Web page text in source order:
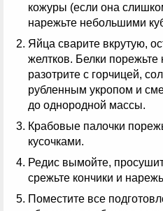
кожуры (если она
нарежьте небольшими
Яйца сварите вкрутую,
желтков. Белки порежьте
разотрите с горчицей,
рубленным укропом и
до однородной массы.
Крабовые палочки
кусочками.
Редис вымойте,
срежьте кончики и
Поместите все